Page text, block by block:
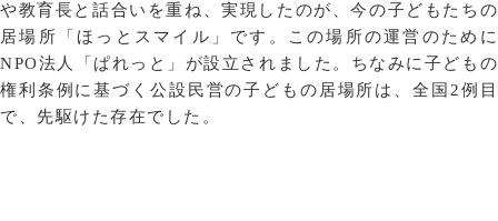
や教育長と話合いを重ね、実現したのが、今の子どもたちの
居場所「ほっとスマイル」です。この場所の運営のために
NPO法人「ぱれっと」が設立されました。ちなみに子どもの
権利条例に基づく公設民営の子どもの居場所は、全国2例目
で、先駆けた存在でした。